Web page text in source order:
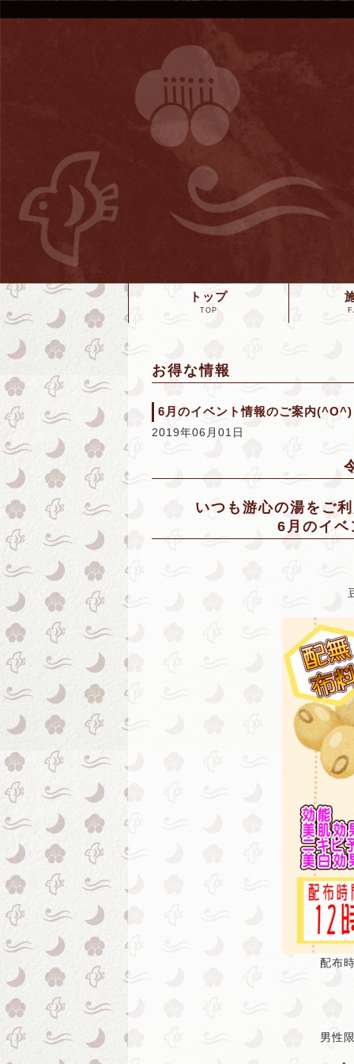
トップ
TOP
お得な情報
6月のイベント情報のご案内(^O^)
2019年06月01日
いつも游心の湯をご
6月のイベ
配布
男性